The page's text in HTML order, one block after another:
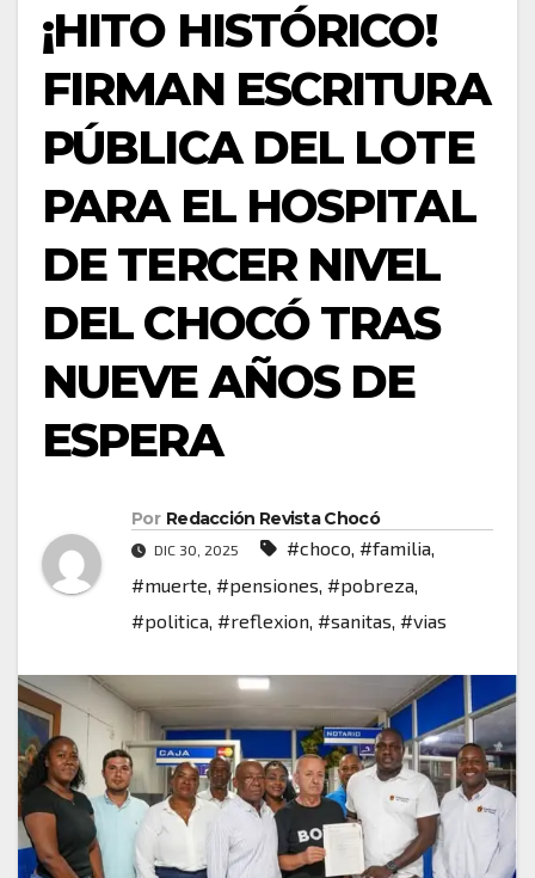
¡HITO HISTÓRICO!
FIRMAN ESCRITURA
PÚBLICA DEL LOTE
PARA EL HOSPITAL
DE TERCER NIVEL
DEL CHOCÓ TRAS
NUEVE AÑOS DE
ESPERA
Por Redacción Revista Chocó
DIC 30, 2025 #choco, #familia,
#muerte, #pensiones, #pobreza,
#politica, #reflexion, #sanitas, #vias